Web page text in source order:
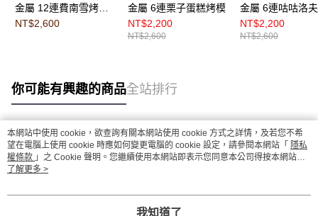
金屬 12連費南雪烤模
（HS香檳金台灣限定
NT$2,600
金屬 6連栗子蛋糕烤模
NT$2,200
NT$2,600
金屬 6連咕咕洛
烤模
NT$2,200
NT$2,600
你可能有興趣的商品全站排行
熱門標籤
本網站中使用 cookie，欲查詢有關本網站使用 cookie 方式之詳情，及若您不希
望在電腦上使用 cookie 時應如何變更電腦的 cookie 設定，請參閱本網站「 隱私
權條款 」之 Cookie 聲明。您繼續使用本網站即表示您同意本公司得按本網站使
用條款之 Cookie 聲明使用 cookie。
了解更多 >
我知道了